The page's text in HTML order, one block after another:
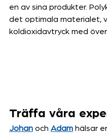
en av sina produkter.
det optimala materialet,
koldioxidavtryck med över
Träffa våra
Johan och Adam hälsar